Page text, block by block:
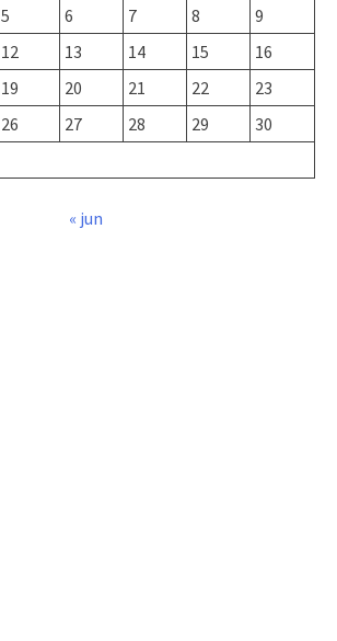
5 6 7 8
9
12 13 14 15
16
19 20 21 22
23
26 27 28 29
30
« jun